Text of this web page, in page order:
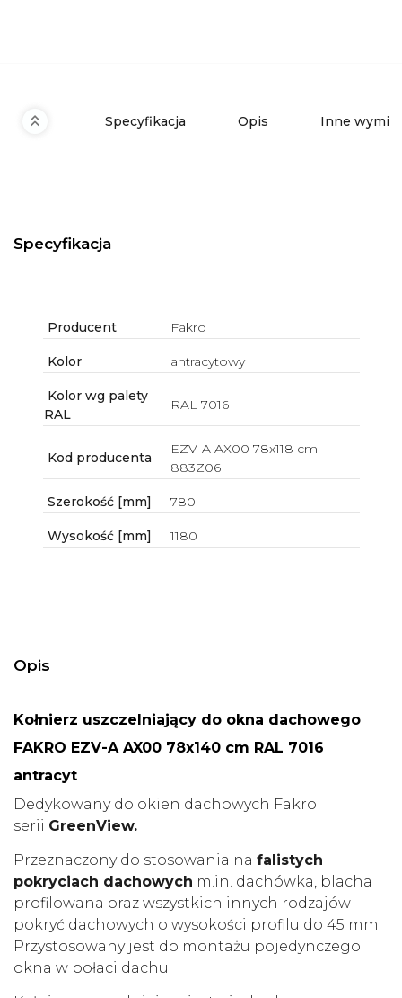
Specyfikacja Opis Inne
Specyfikacja
Producent Fakro
Kolor antracytowy
Kolor wg palety
RAL
RAL 7016
Kod producenta
EZV-A AX00 78x118 cm
883Z06
Szerokość [mm] 780
Wysokość [mm] 1180
Opis
Kołnierz uszczelniający do okna dachowego
FAKRO EZV-A AX00 78x140 cm RAL 7016
antracyt
Dedykowany do okien dachowych Fakro
serii GreenView.
Przeznaczony do stosowania na falistych
pokryciach dachowych m.in. dachówka, blacha
profilowana oraz wszystkich innych rodzajów
pokryć dachowych o wysokości profilu do 45 mm.
Przystosowany jest do montażu pojedynczego
okna w połaci dachu.